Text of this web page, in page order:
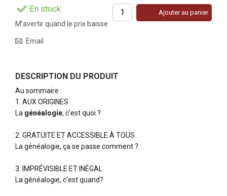
En stock Ajouter au panier
M’avertir quand le prix baisse
Email
DESCRIPTION DU PRODUIT
Au sommaire :
1. AUX ORIGINES
La généalogie, c’est quoi ?
2. GRATUITE ET ACCESSIBLE À TOUS
La généalogie, ça se passe comment ?
3. IMPRÉVISIBLE ET INÉGAL
La généalogie, c’est quand?